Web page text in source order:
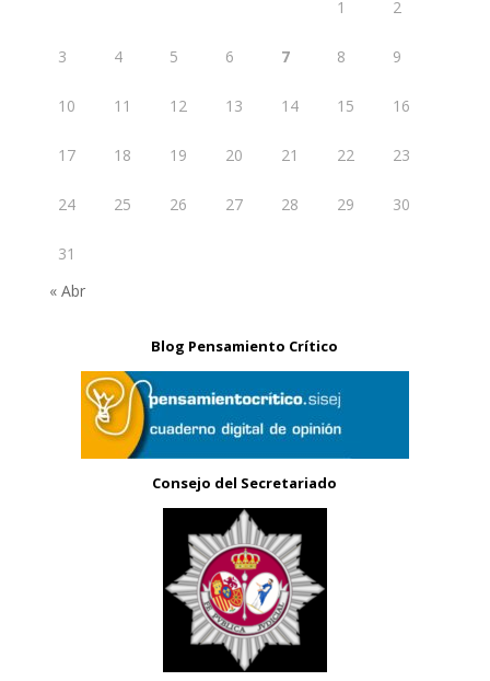
1 2
3 4 5 6 7 8 9
10 11 12 13 14 15 16
17 18 19 20 21 22 23
24 25 26 27 28 29 30
31
« Abr
Blog Pensamiento Crítico
Consejo del Secretariado